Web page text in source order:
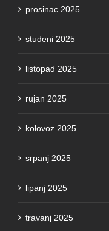
prosinac 2025
studeni 2025
listopad 2025
rujan 2025
kolovoz 2025
srpanj 2025
lipanj 2025
travanj 2025